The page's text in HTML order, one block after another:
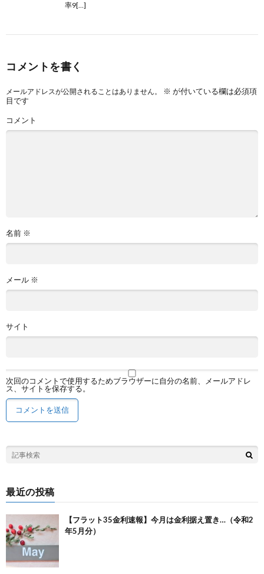
率9[…]
コメントを書く
メールアドレスが公開されることはありません。 ※ が付いている欄は必須項
目です
コメント
名前 ※
メール ※
サイト
次回のコメントで使用するためブラウザーに自分の名前、メールアドレ
ス、サイトを保存する。
最近の投稿
【フラット35金利速報】今月は金利据え置き…（令和2
年5月分）